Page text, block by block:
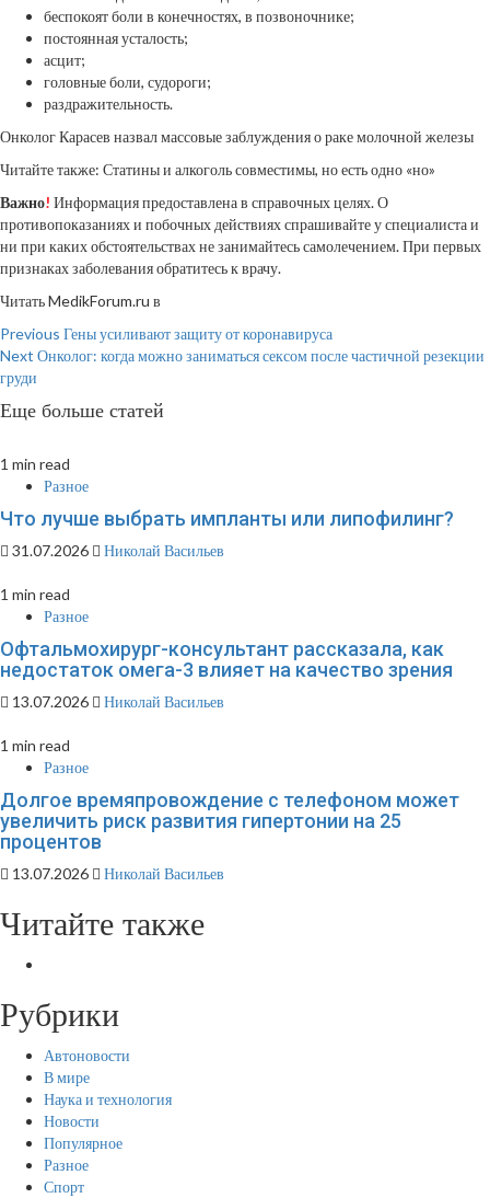
беспокоят боли в конечностях, в позвоночнике;
постоянная усталость;
асцит;
головные боли, судороги;
раздражительность.
Онколог Карасев назвал массовые заблуждения о раке молочной железы
Читайте также: Статины и алкоголь совместимы, но есть одно «но»
Важно! Информация предоставлена в справочных целях. О
противопоказаниях и побочных действиях спрашивайте у специалиста и
ни при каких обстоятельствах не занимайтесь самолечением. При первых
признаках заболевания обратитесь к врачу.
Читать MedikForum.ru в
Continue
Reading
Previous Гены усиливают защиту от коронавируса
Next Онколог: когда можно заниматься сексом после частичной резекции
груди
Еще больше статей
1 min read
Разное
Что лучше выбрать импланты или липофилинг?
31.07.2026 Николай Васильев
1 min read
Разное
Офтальмохирург-консультант рассказала, как
недостаток омега-3 влияет на качество зрения
13.07.2026 Николай Васильев
1 min read
Разное
Долгое времяпровождение с телефоном может
увеличить риск развития гипертонии на 25
процентов
13.07.2026 Николай Васильев
Читайте также
Рубрики
Автоновости
В мире
Наука и технология
Новости
Популярное
Разное
Спорт